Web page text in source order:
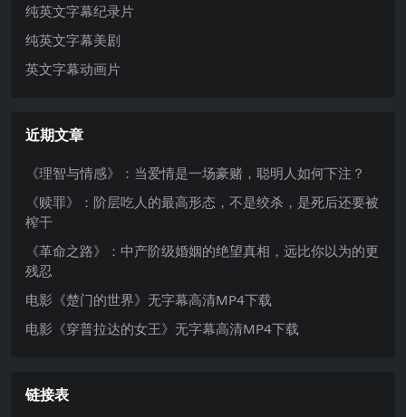
纯英文字幕纪录片
纯英文字幕美剧
英文字幕动画片
近期文章
《理智与情感》：当爱情是一场豪赌，聪明人如何下注？
《赎罪》：阶层吃人的最高形态，不是绞杀，是死后还要被
榨干
《革命之路》：中产阶级婚姻的绝望真相，远比你以为的更
残忍
电影《楚门的世界》无字幕高清MP4下载
电影《穿普拉达的女王》无字幕高清MP4下载
链接表